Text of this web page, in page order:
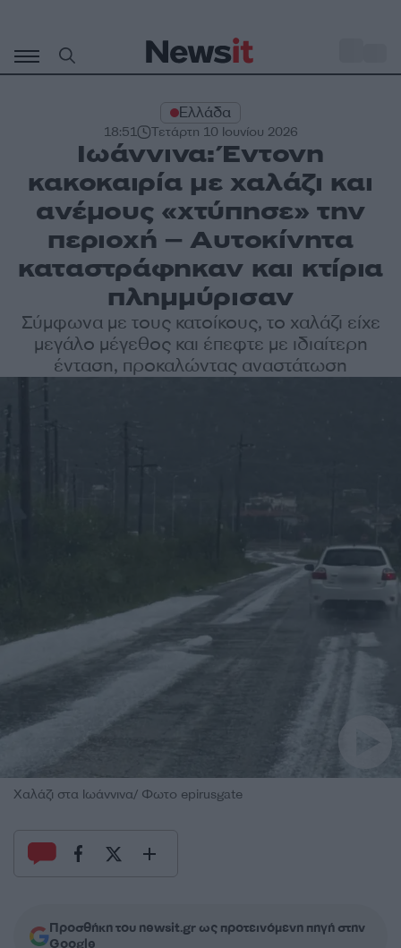
περιεχόμενο
Ελλάδα
18:51 Τετάρτη 10 Ιουνίου 2026
Ιωάννινα: Έντονη
κακοκαιρία με χαλάζι και
ανέμους «χτύπησε» την
περιοχή – Αυτοκίνητα
καταστράφηκαν και κτίρια
πλημμύρισαν
Σύμφωνα με τους κατοίκους, το χαλάζι είχε
μεγάλο μέγεθος και έπεφτε με ιδιαίτερη
ένταση, προκαλώντας αναστάτωση
Χαλάζι στα Ιωάννινα/ Φωτο epirusgate
Προσθήκη του newsit.gr ως προτεινόμενη πηγή στην
Google